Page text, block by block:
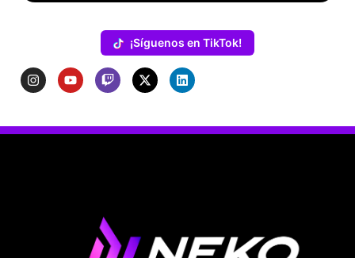
¡Síguenos en TikTok!